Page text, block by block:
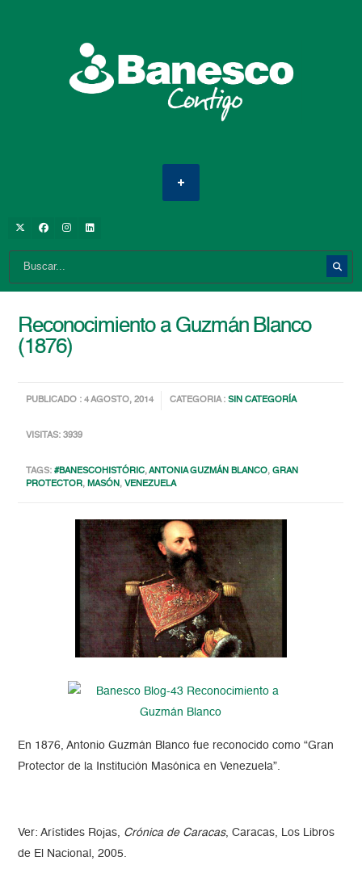
Reconocimiento a Guzmán Blanco
(1876)
PUBLICADO : 4 AGOSTO, 2014 CATEGORIA :SIN CATEGORÍA
VISITAS: 3939
TAGS:#BANESCOHISTÓRIC,ANTONIA GUZMÁN BLANCO,GRAN
PROTECTOR,MASÓN,VENEZUELA
En 1876, Antonio Guzmán Blanco fue reconocido como “Gran
Protector de la Institución Masónica en Venezuela”.
Ver: Arístides Rojas, Crónica de Caracas, Caracas, Los Libros
de El Nacional, 2005.